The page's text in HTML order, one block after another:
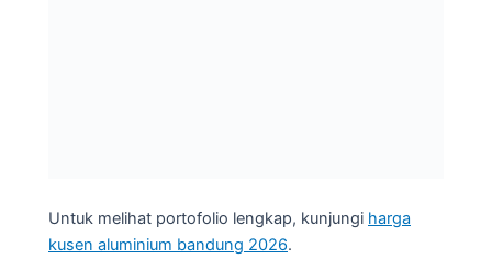
Untuk melihat portofolio lengkap, kunjungi harga
kusen aluminium bandung 2026.